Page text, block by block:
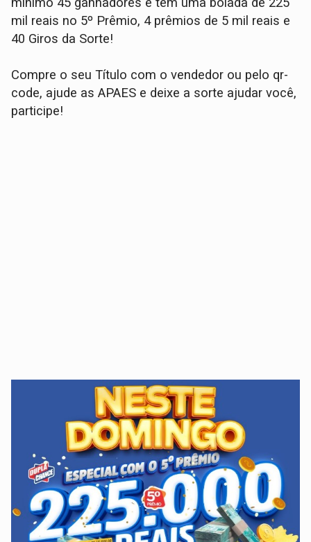
mil reais no 5º Prêmio, 4 prêmios de 5 mil reais e
40 Giros da Sorte!
Compre o seu Título com o vendedor ou pelo qr-
code, ajude as APAES e deixe a sorte ajudar você,
participe!